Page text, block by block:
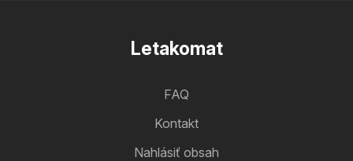
Letakomat
FAQ
Kontakt
Nahlásiť obsah